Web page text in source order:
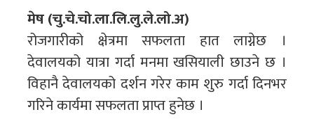
मेष (चु.चे.चो.ला.लि.लु.ले.लो.अ)
रोजगारीको क्षेत्रमा सफलता हात लाग्नेछ ।
देवालयको यात्रा गर्दा मनमा खसियाली छाउने छ ।
विहानै देवालयको दर्शन गरेर काम शुरु गर्दा दिनभर
गरिने कार्यमा सफलता प्राप्त हुनेछ ।